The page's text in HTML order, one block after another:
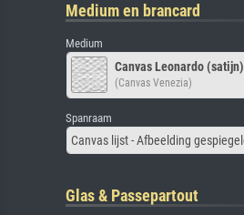
Medium en brancard
Medium
Canvas Leonardo (satijn)
(Canvas Venezia)
Spanraam
Glas & Passepartout